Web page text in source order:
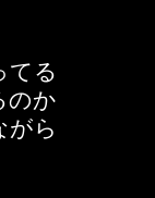
てる
のか
がら